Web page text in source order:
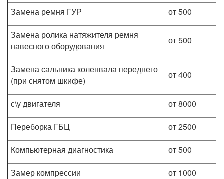
Замена ремня ГУР
от 500
Замена ролика натяжителя ремня
навесного оборудования
от 500
Замена сальника коленвала переднего
(при снятом шкифе)
от 400
с\у двигателя
от 8000
Переборка ГБЦ
от 2500
Компьютерная диагностика
от 500
Замер компрессии
от 1000